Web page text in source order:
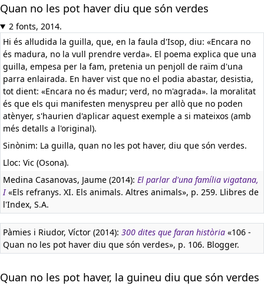
Quan no les pot haver diu que són verdes
2 fonts, 2014.
Hi és al·ludida la guilla, que, en la faula d'Isop, diu: «Encara no
és madura, no la vull prendre verda». El poema explica que una
guilla, empesa per la fam, pretenia un penjoll de raïm d'una
parra enlairada. En haver vist que no el podia abastar, desistia,
tot dient: «Encara no és madur; verd, no m'agrada». la moralitat
és que els qui manifesten menyspreu per allò que no poden
atènyer, s'haurien d'aplicar aquest exemple a si mateixos (amb
més detalls a l'original).
Sinònim: La guilla, quan no les pot haver, diu que són verdes.
Lloc: Vic (Osona).
Medina Casanovas, Jaume (2014): El parlar d'una família vigatana,
I«Els refranys. XI. Els animals. Altres animals», p. 259. Llibres de
l'Index, S.A.
Pàmies i Riudor, Víctor (2014): 300 dites que faran història «106 -
Quan no les pot haver diu que són verdes», p. 106. Blogger.
Quan no les pot haver, la guineu diu que són verdes